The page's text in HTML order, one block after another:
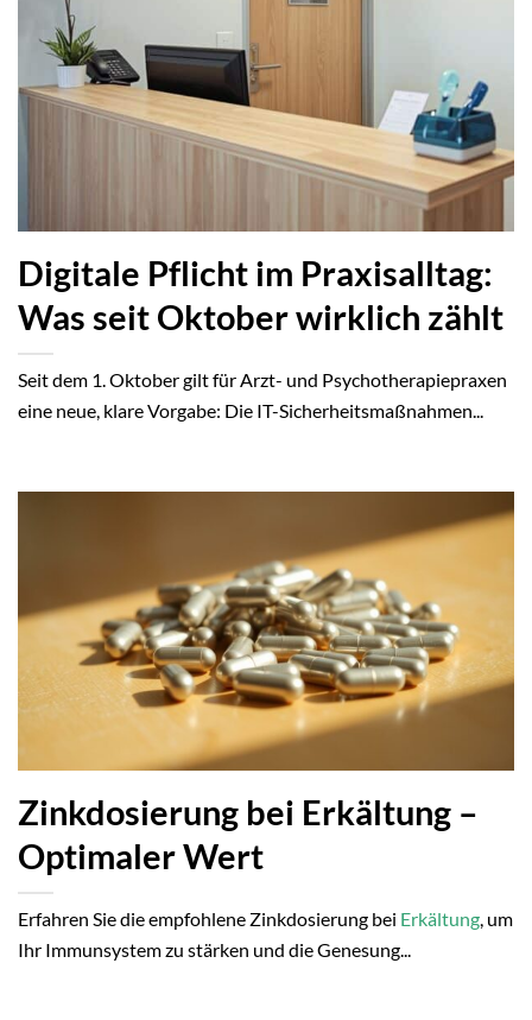
Digitale Pflicht im Praxisalltag:
Was seit Oktober wirklich zählt
Seit dem 1. Oktober gilt für Arzt- und Psychotherapiepraxen
eine neue, klare Vorgabe: Die IT-Sicherheitsmaßnahmen...
Zinkdosierung bei Erkältung –
Optimaler Wert
Erfahren Sie die empfohlene Zinkdosierung bei Erkältung, um
Ihr Immunsystem zu stärken und die Genesung...